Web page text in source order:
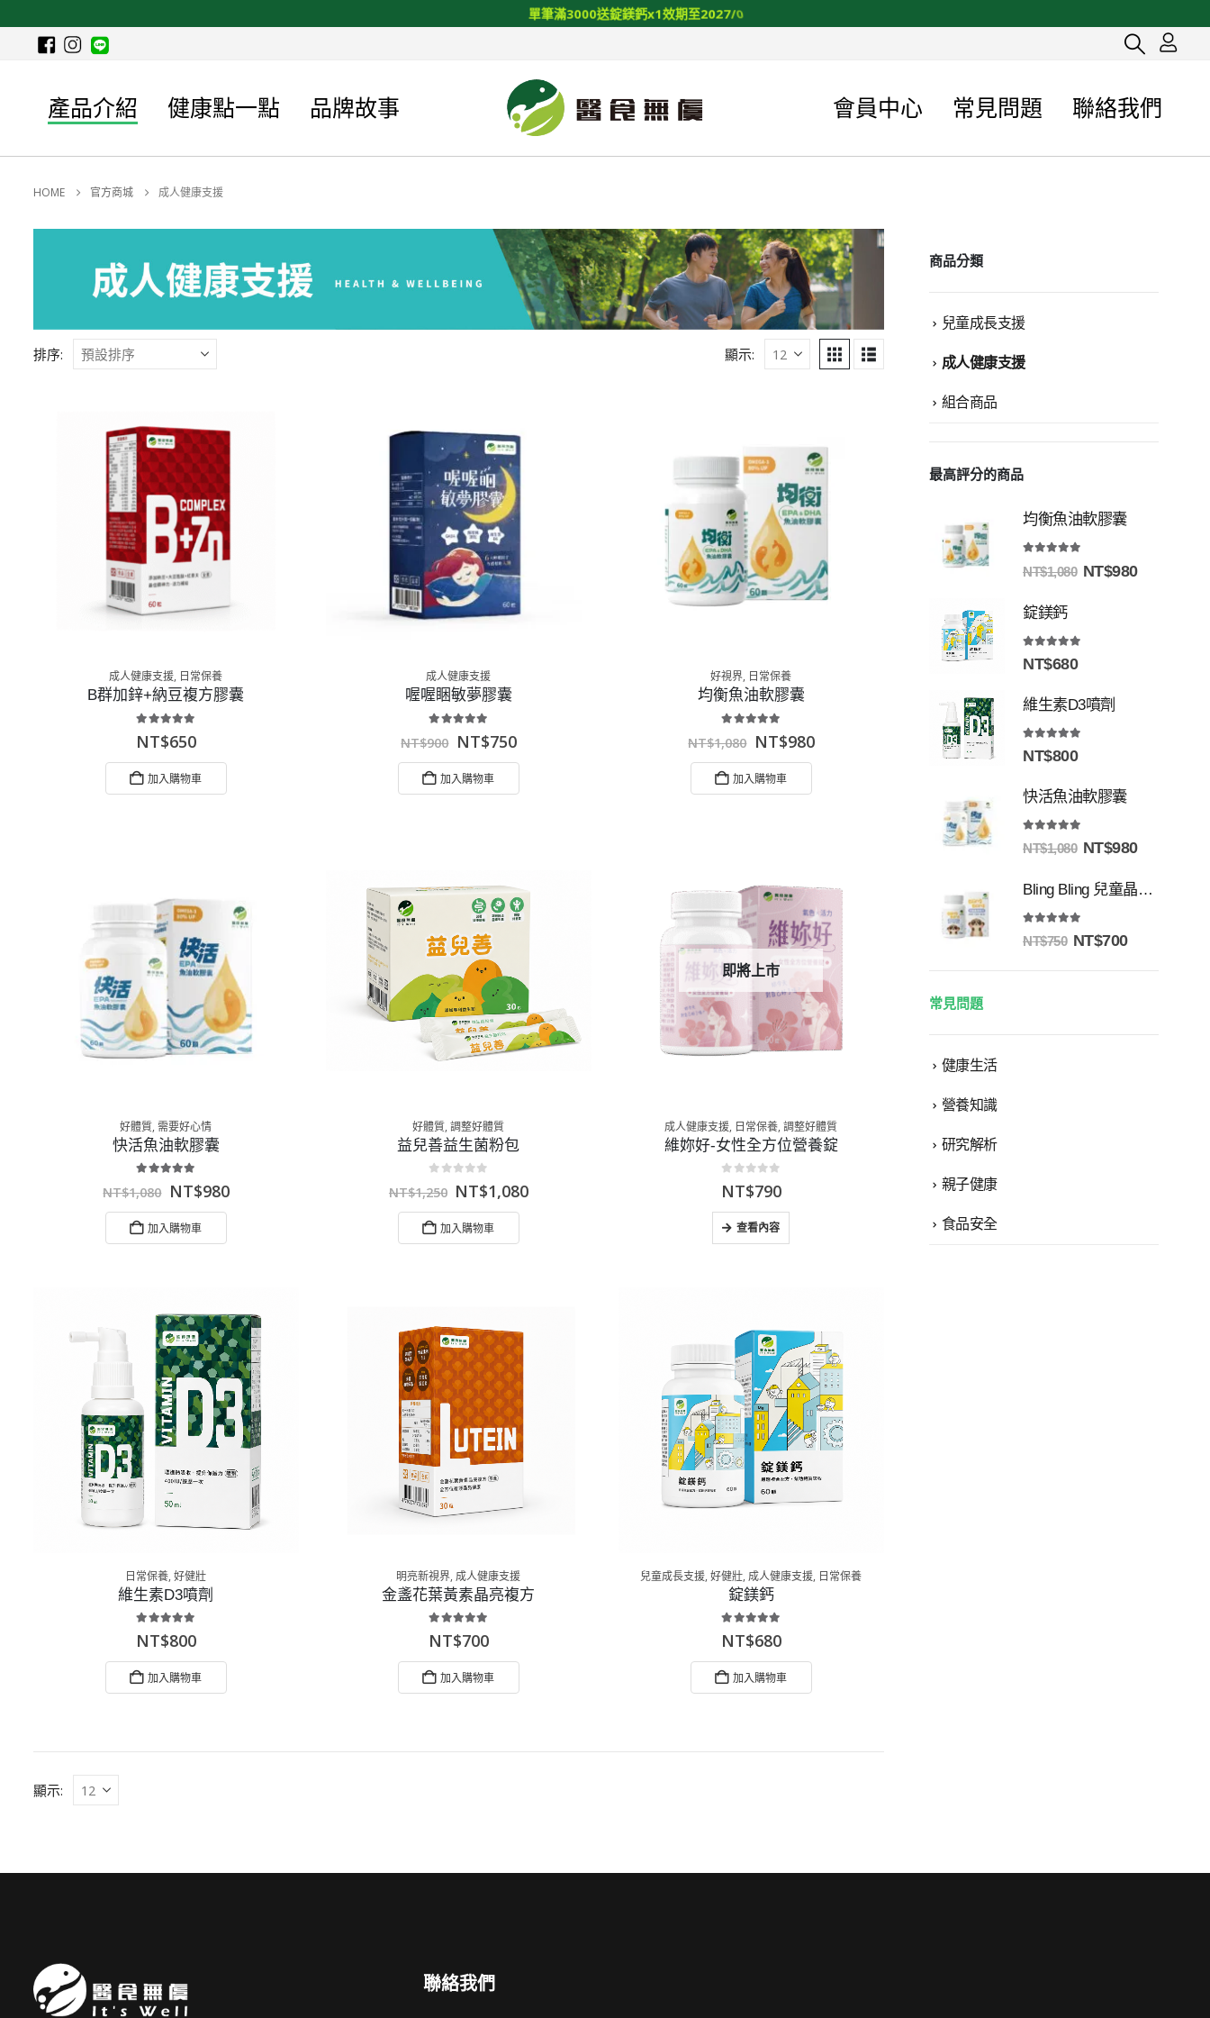
000送錠鎂鈣x1效期至2027/01/14
產品介紹 健康點一點 品牌故事 會員中心 常見問題 聯絡我們
HOME 官方商城 成人健康支援
排序: 顯示:
成人健康支援, 日常保養
B群加鋅+納豆複方膠囊
NT$650
加入購物車
成人健康支援
喔喔睏敏夢膠囊
NT$900 NT$750
加入購物車
好視界, 日常保養
均衡魚油軟膠囊
NT$1,080 NT$980
加入購物車
好體質,需要好心情
快活魚油軟膠囊
out of 5
NT$1,080 NT$980
加入購物車
好體質,調整好體質
益兒善益生菌粉包
NT$1,250 NT$1,080
加入購物車
即將上市
成人健康支援, 日常保養,調整好體質
維妳好-女性全方位營養錠
out of 5
NT$790
查看內容
日常保養,好健壯
維生素D3噴劑
out of 5
NT$800
加入購物車
明亮新視界,成人健康支援
金盞花葉黃素晶亮複方
out of 5
NT$700
加入購物車
兒童成長支援,好健壯,成人健康支援, 日常保養
錠鎂鈣
out of 5
NT$680
加入購物車
顯示:
商品分類
兒童成長支援
成人健康支援
組合商品
最高評分的商品
均衡魚油軟膠囊
NT$1,080 NT$980
錠鎂鈣
NT$680
維生素D3噴劑
out of 5
NT$800
快活魚油軟膠囊
NT$1,080 NT$980
Bling Bling 兒童晶亮配方
NT$750 NT$700
常見問題
健康生活
營養知識
研究解析
親子健康
食品安全
聯絡我們